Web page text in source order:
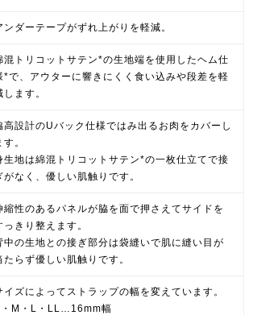
ンダーテープがずれ上がりを軽減。
混トリコットサテン*の生地端を使用したヘム仕
*で、アウターに響きにくく食い込みや段差を軽
します。
高設計のUバック仕様ではみ出るお肉をカバーし
す。
生地は綿混トリコットサテン*の一枚仕立てで接
がなく、優しい肌触りです。
縮性のあるパネルが脇を面で押さえてサイドを
っきり整えます。
中の生地との接ぎ部分は袋縫いで肌に縫い目が
たらず優しい肌触りです。
イズによってストラップの幅を変えています。
M・L・LL…16mm幅